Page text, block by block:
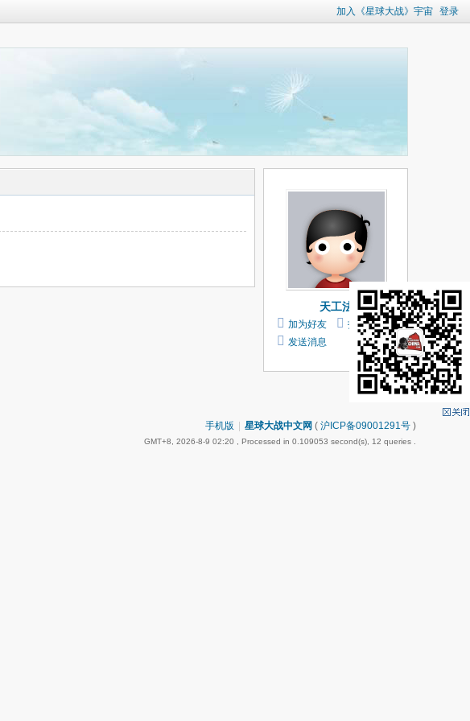
加入《星球大战》宇宙 登录
天工法
加为好友
打个招呼
发送消息
手机版 星球大战中文网 ( 沪ICP备09001291号 )
GMT+8, 2026-8-9 02:20 , Processed in 0.109053 second(s), 12 queries .